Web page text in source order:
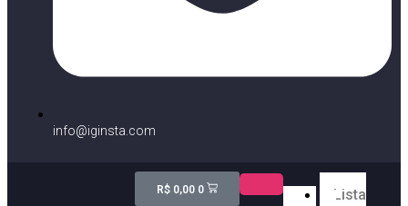
info@iginsta.com
R$0,00 0
Lista